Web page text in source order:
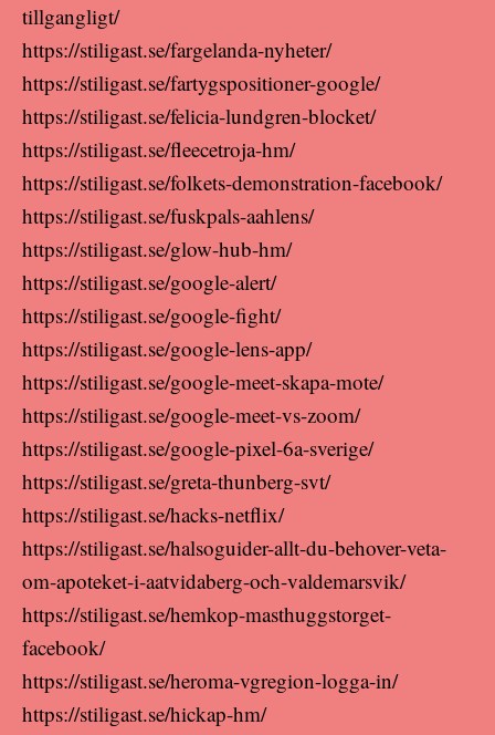
tillgangligt/
https://stiligast.se/fargelanda-nyheter/
https://stiligast.se/fartygspositioner-google/
https://stiligast.se/felicia-lundgren-blocket/
https://stiligast.se/fleecetroja-hm/
https://stiligast.se/folkets-demonstration-facebook/
https://stiligast.se/fuskpals-aahlens/
https://stiligast.se/glow-hub-hm/
https://stiligast.se/google-alert/
https://stiligast.se/google-fight/
https://stiligast.se/google-lens-app/
https://stiligast.se/google-meet-skapa-mote/
https://stiligast.se/google-meet-vs-zoom/
https://stiligast.se/google-pixel-6a-sverige/
https://stiligast.se/greta-thunberg-svt/
https://stiligast.se/hacks-netflix/
https://stiligast.se/halsoguider-allt-du-behover-veta-
om-apoteket-i-aatvidaberg-och-valdemarsvik/
https://stiligast.se/hemkop-masthuggstorget-
facebook/
https://stiligast.se/heroma-vgregion-logga-in/
https://stiligast.se/hickap-hm/